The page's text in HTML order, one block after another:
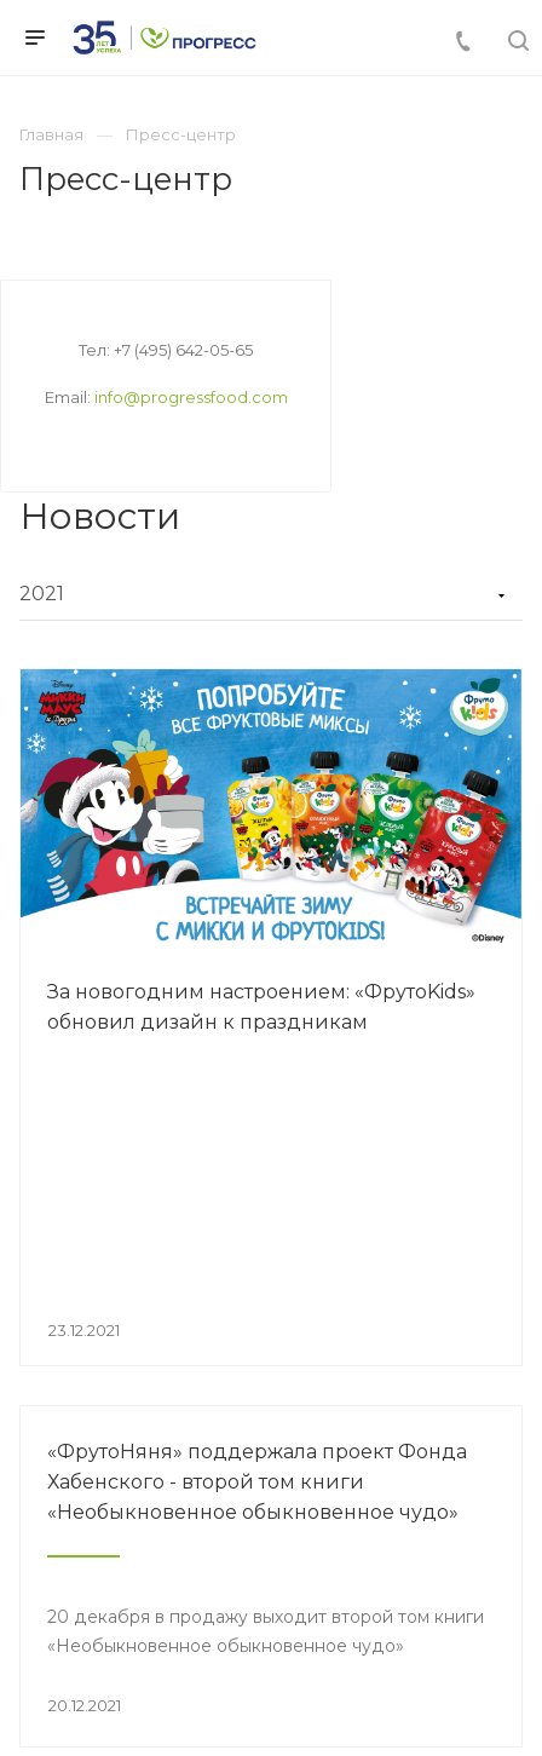
Главная Пресс-центр
Пресс-центр
Тел: +7 (495) 642-05-65
Email: info@progressfood.com
Новости
За новогодним настроением: «ФрутоKids»
обновил дизайн к праздникам
23.12.2021
«ФрутоНяня» поддержала проект Фонда
Хабенского - второй том книги
«Необыкновенное обыкновенное чудо»
20 декабря в продажу выходит второй том книги
«Необыкновенное обыкновенное чудо»
20.12.2021